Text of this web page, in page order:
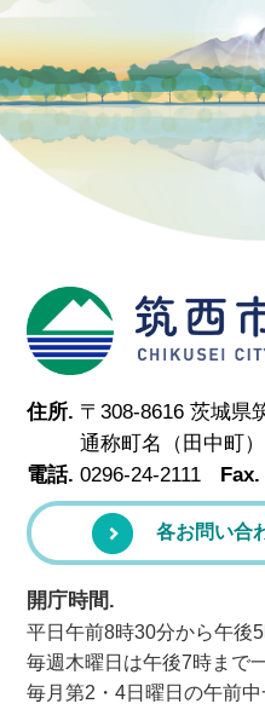
住所. 〒308-8616 茨城県
通称町名（田中町）
電話. 0296-24-2111 Fax.
各お問い合
開庁時間.
平日午前8時30分から午後
毎週木曜日は午後7時まで
毎月第2・4日曜日の午前